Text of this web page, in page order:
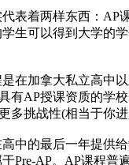
表着两样东西：AP
生可以得到大学的
在加拿大私立高中
有AP授课资质的学
多挑战性(相当于你进
中的最后一年提供
Pre-AP。AP课程普